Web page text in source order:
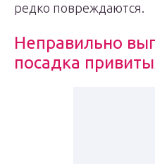
редко повреждаются.
Неправильно
посадка